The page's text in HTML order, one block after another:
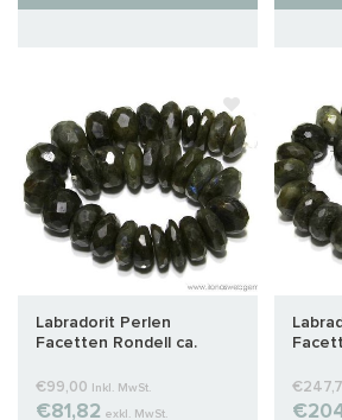
Labradorit Perlen
Facetten Rondell ca.
€99,00 Inkl. MwSt.
€81,82 exkl. MwSt.